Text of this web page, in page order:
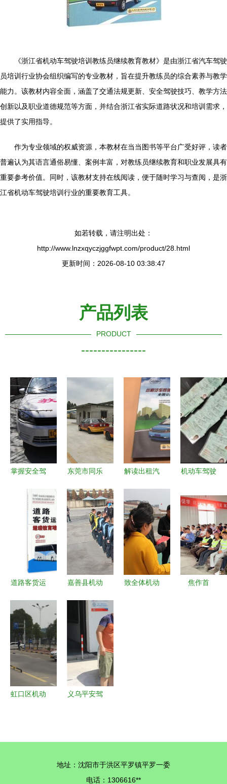
《浙江省机动车驾驶培训教练员继续教育教材》是由浙江省汽车驾驶
员培训行业协会组织编写的专业教材，旨在提升教练员的综合素养与教学
能力。该教材内容全面，涵盖了交通法规更新、安全驾驶技巧、教学方法
创新以及职业道德规范等方面，并结合浙江省实际道路状况和培训需求，
提供了实用指导。
作为专业领域的权威资源，本教材在当当图书等平台广受好评，读者
普遍认为其语言通俗易懂、案例丰富，对教练员继续教育和职业发展具有
重要参考价值。同时，该教材支持在线阅读，便于随时学习与查阅，是浙
江省机动车驾驶培训行业的重要教育工具。
如若转载，请注明出处：
http://www.lnzxqyczjggfwpt.com/product/28.html
更新时间：2026-08-10 03:38:47
产品列表
PRODUCT
----------------
掌握安全驾
择洛阳天子
机动车驾驶
员培训学校
东莞市同乐
员培训 安
全驾驶的起
点与专业培
训的典范
解读出租汽
业资格全国
公共科目培
训与机动车
驾驶员培训
的联系与区
别
机动车驾驶
入门到精通
的职业之路
道路客货运
续教育培训
教材（新编
版）——提
升专业素
养，保障运
输安全
嘉善县机动
训学校 专
业培训，安
全驾驶的启
航地
致全体机动
焦作首
虹口区机动
义乌平安驾
地址：沈阳市于洪区平罗镇平罗一委
电话：1306616**